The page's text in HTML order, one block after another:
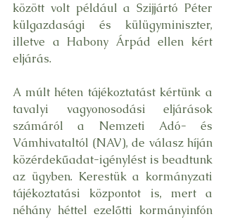
között volt például a Szijjártó Péter
külgazdasági és külügyminiszter,
illetve a Habony Árpád ellen kért
eljárás.
A múlt héten tájékoztatást kértünk a
tavalyi vagyonosodási eljárások
számáról a Nemzeti Adó- és
Vámhivataltól (NAV), de válasz híján
közérdekűadat-igénylést is beadtunk
az ügyben. Kerestük a kormányzati
tájékoztatási központot is, mert a
néhány héttel ezelőtti kormányinfón